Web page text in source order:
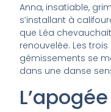
Anna, insatiable,
s’installant à
que Léa
renouvelée. Les
gémissements se
dans une danse